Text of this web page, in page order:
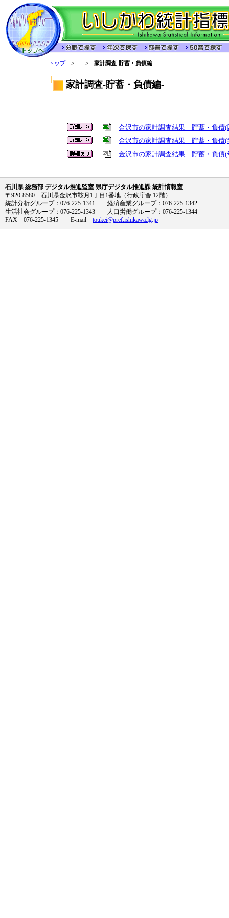
トップ> > 家計調査-貯蓄・負債編-
家計調査-貯蓄・負債編-
金沢市の家計調査結果 貯蓄・負債(
金沢市の家計調査結果 貯蓄・負債(
金沢市の家計調査結果 貯蓄・負債(
石川県 総務部 デジタル推進監室 県庁デジタル推進課 統計情報室
〒920-8580 石川県金沢市鞍月1丁目1番地（行政庁舎 12階）
統計分析グループ：076-225-1341 経済産業グループ：076-225-1342
生活社会グループ：076-225-1343 人口労働グループ：076-225-1344
FAX 076-225-1345 E-mail toukei@pref.ishikawa.lg.jp